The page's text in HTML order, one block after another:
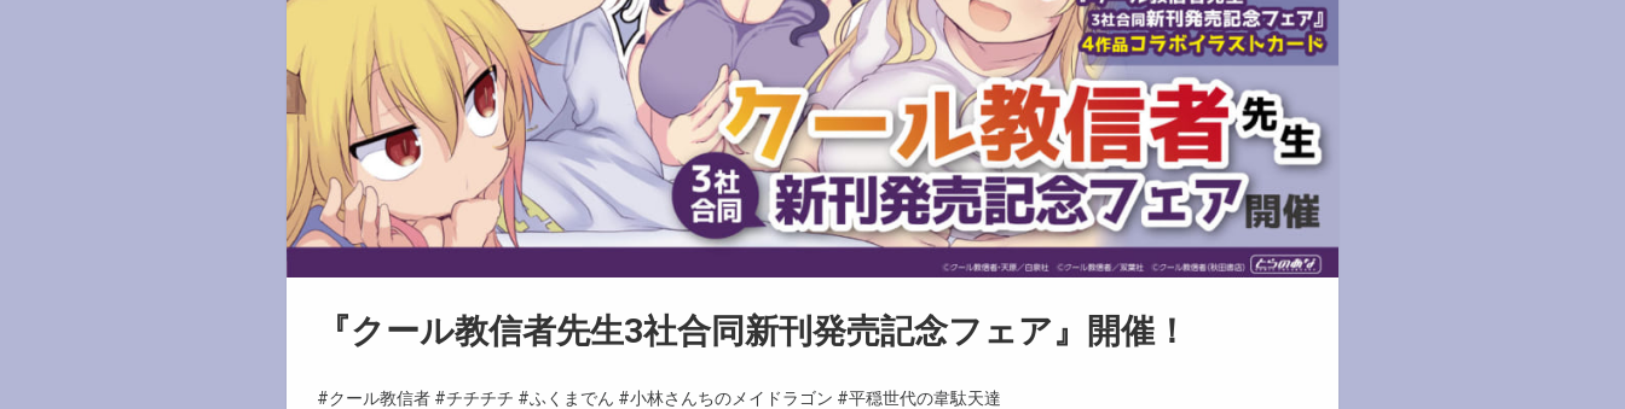
『クール教信者先生3社合同新刊発売記念フェア』開催！
#クール教信者 #チチチチ #ふくまでん #小林さんちのメイドラゴン #平穏世代の韋駄天達